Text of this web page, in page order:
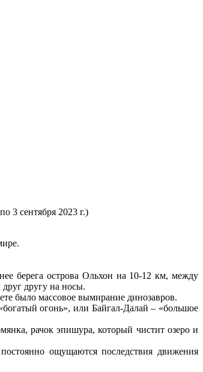
3 сентября 2023 г.)
берега острова Ольхон на 10-12 км, между
другу на носы.
было массовое вымирание динозавров.
огонь», или Байгал-Далай – «большое
рачок эпишура, который чистит озеро и
ощущаются последствия движения